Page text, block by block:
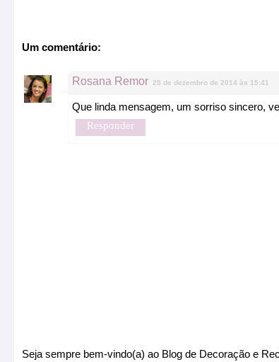
Um comentário:
Rosana Remor 25 de dezembro de 2014 às 15:41
Que linda mensagem, um sorriso sincero,
Responder
Seja sempre bem-vindo(a) ao Blog de Decoração e